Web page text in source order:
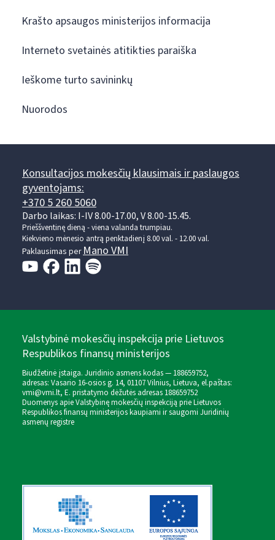
Krašto apsaugos ministerijos informacija
Interneto svetainės atitikties paraiška
Ieškome turto savininkų
Nuorodos
Konsultacijos mokesčių klausimais ir paslaugos
gyventojams:
+370 5 260 5060
Darbo laikas: I-IV 8.00-17.00, V 8.00-15.45.
Prieššventinę dieną - viena valanda trumpiau.
Kiekvieno mėnesio antrą penktadienį 8.00 val. - 12.00 val.
Paklausimas perMano VMI
Valstybinė mokesčių inspekcija prie Lietuvos
Respublikos finansų ministerijos
Biudžetinė įstaiga. Juridinio asmens kodas — 188659752,
adresas: Vasario 16-osios g. 14, 01107 Vilnius, Lietuva, el.paštas:
vmi@vmi.lt, E. pristatymo dėžutės adresas 188659752
Duomenys apie Valstybinę mokesčių inspekciją prie Lietuvos
Respublikos finansų ministerijos kaupiami ir saugomi Juridinių
asmenų registre